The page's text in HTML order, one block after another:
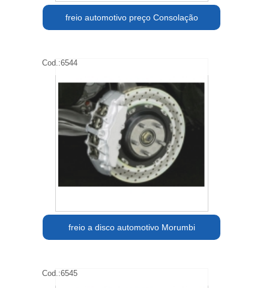
freio automotivo preço Consolação
Cod.:6544
freio a disco automotivo Morumbi
Cod.:6545